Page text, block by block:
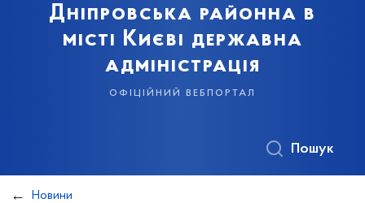
Дніпровська районна в
місті Києві державна
адміністрація
офіційний вебпортал
Пошук
Новини